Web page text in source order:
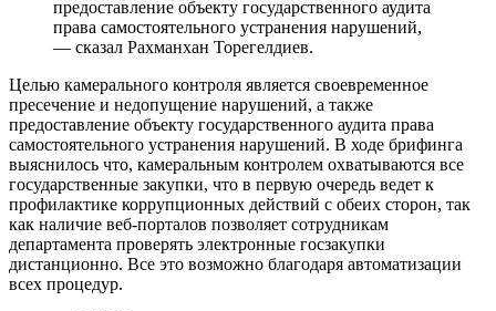
предоставление объекту государственного аудита
права самостоятельного устранения нарушений,
— сказал Рахманхан Торегелдиев.
Целью камерального контроля является своевременное
пресечение и недопущение нарушений, а также
предоставление объекту государственного аудита права
самостоятельного устранения нарушений. В ходе брифинга
выяснилось что, камеральным контролем охватываются все
государственные закупки, что в первую очередь ведет к
профилактике коррупционных действий с обеих сторон, так
как наличие веб-порталов позволяет сотрудникам
департамента проверять электронные госзакупки
дистанционно. Все это возможно благодаря автоматизации
всех процедур.